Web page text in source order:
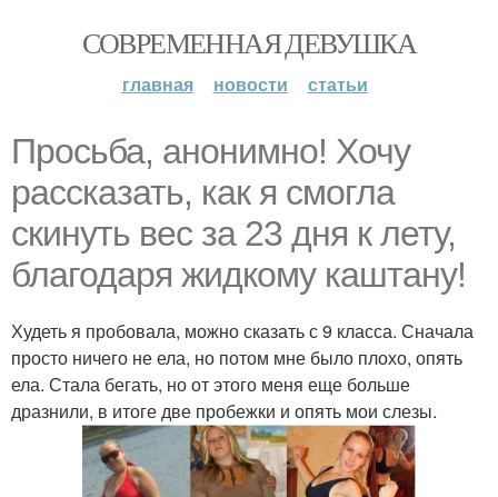
СОВРЕМЕННАЯ ДЕВУШКА
главная новости статьи
Просьба, анонимно! Хочу
рассказать, как я смогла
скинуть вес за 23 дня к лету,
благодаря жидкому каштану!
Худеть я пробовала, можно сказать с 9 класса. Сначала
просто ничего не ела, но потом мне было плохо, опять
ела. Стала бегать, но от этого меня еще больше
дразнили, в итоге две пробежки и опять мои слезы.